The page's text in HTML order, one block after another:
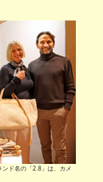
ド名の「2.8」は、カメ